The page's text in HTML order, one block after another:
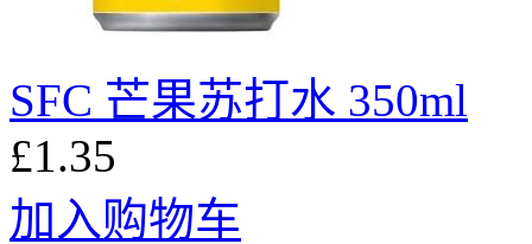
SFC 芒果苏打水 350ml
£1.35
加入购物车